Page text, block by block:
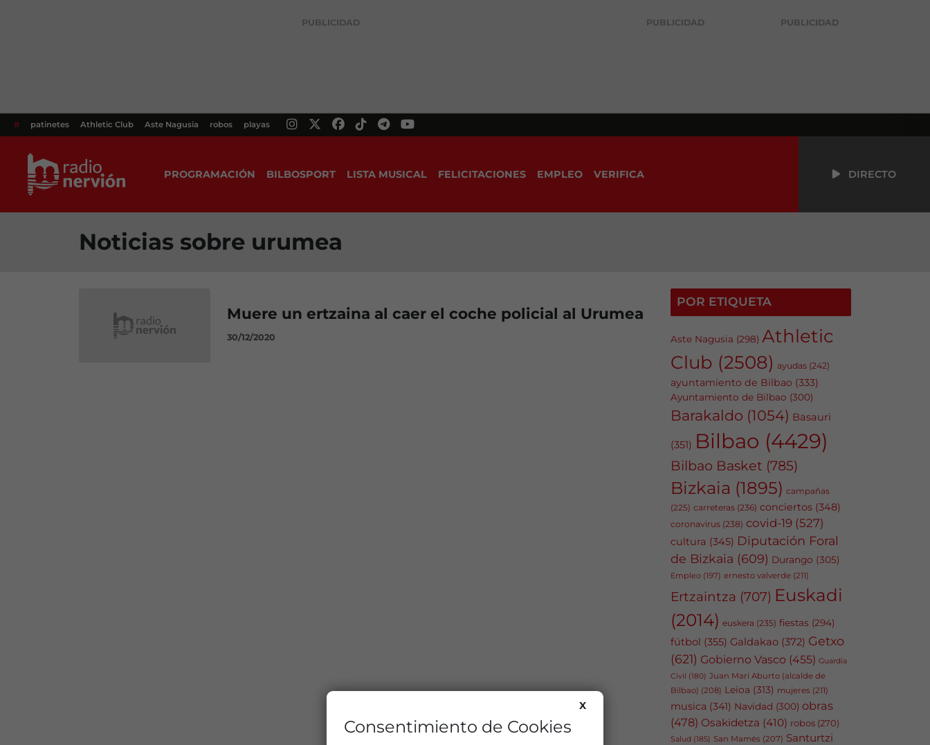
PUBLICIDAD PUBLICIDAD PUBLICIDAD
# patinetes Athletic Club Aste Nagusia robos playas
PROGRAMACIÓN BILBOSPORT LISTA MUSICAL FELICITACIONES EMPLEO VERIFICA DIRECTO
Noticias sobre urumea
Muere un ertzaina al caer el coche policial al Urumea
30/12/2020
POR ETIQUETA
Aste Nagusia (298) Athletic
Club (2508) ayudas (242)
ayuntamiento de Bilbao (333)
Ayuntamiento de Bilbao (300)
Barakaldo (1054) Basauri
(351) Bilbao (4429)
Bilbao Basket (785)
Bizkaia (1895) campañas
(225) carreteras (236) conciertos (348)
coronavirus (238) covid-19 (527)
cultura (345) Diputación Foral
de Bizkaia (609) Durango (305)
Empleo (197) ernesto valverde (211)
Ertzaintza (707) Euskadi
(2014) euskera (235) fiestas (294)
fútbol (355) Galdakao (372) Getxo
(621) Gobierno Vasco (455) Guardia
Civil (180) Juan Mari Aburto (alcalde de
Bilbao) (208) Leioa (313) mujeres (211)
musica (341) Navidad (300) obras
(478) Osakidetza (410) robos (270)
Salud (185) San Mamés (207) Santurtzi
X
Consentimiento de Cookies